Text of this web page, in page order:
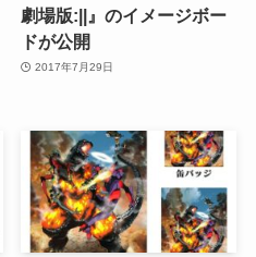
劇場版:||』のイメージボー
ドが公開
2017年7月29日